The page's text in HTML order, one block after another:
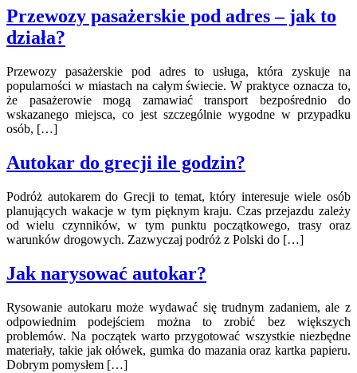
Przewozy pasażerskie pod adres – jak to
działa?
Przewozy pasażerskie pod adres to usługa, która zyskuje na
popularności w miastach na całym świecie. W praktyce oznacza to,
że pasażerowie mogą zamawiać transport bezpośrednio do
wskazanego miejsca, co jest szczególnie wygodne w przypadku
osób, […]
Autokar do grecji ile godzin?
Podróż autokarem do Grecji to temat, który interesuje wiele osób
planujących wakacje w tym pięknym kraju. Czas przejazdu zależy
od wielu czynników, w tym punktu początkowego, trasy oraz
warunków drogowych. Zazwyczaj podróż z Polski do […]
Jak narysować autokar?
Rysowanie autokaru może wydawać się trudnym zadaniem, ale z
odpowiednim podejściem można to zrobić bez większych
problemów. Na początek warto przygotować wszystkie niezbędne
materiały, takie jak ołówek, gumka do mazania oraz kartka papieru.
Dobrym pomysłem […]